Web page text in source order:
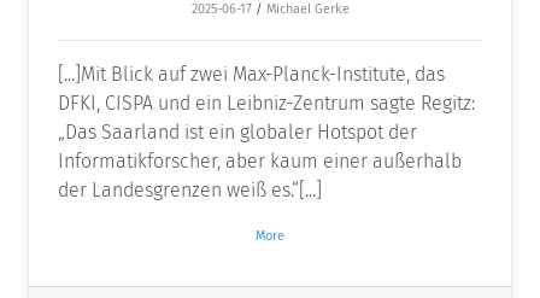
2025-06-17 / Michael Gerke
[...]Mit Blick auf zwei Max-Planck-Institute, das
DFKI, CISPA und ein Leibniz-Zentrum sagte Regitz:
„Das Saarland ist ein globaler Hotspot der
Informatikforscher, aber kaum einer außerhalb
der Landesgrenzen weiß es.“[...]
More